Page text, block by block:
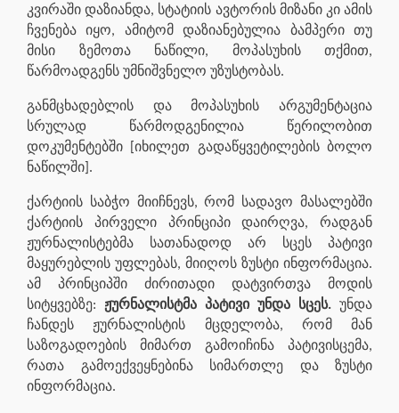
კვირაში დაზიანდა, სტატიის ავტორის მიზანი კი ამის
ჩვენება იყო, ამიტომ დაზიანებულია ბამპერი თუ
მისი ზემოთა ნაწილი, მოპასუხის თქმით,
წარმოადგენს უმნიშვნელო უზუსტობას.
განმცხადებლის და მოპასუხის არგუმენტაცია
სრულად წარმოდგენილია წერილობით
დოკუმენტებში [იხილეთ გადაწყვეტილების ბოლო
ნაწილში].
ქარტიის საბჭო მიიჩნევს, რომ სადავო მასალებში
ქარტიის პირველი პრინციპი დაირღვა, რადგან
ჟურნალისტებმა სათანადოდ არ სცეს პატივი
მაყურებლის უფლებას, მიიღოს ზუსტი ინფორმაცია.
ამ პრინციპში ძირითადი დატვირთვა მოდის
სიტყვებზე: ჟურნალისტმა პატივი უნდა სცეს. უნდა
ჩანდეს ჟურნალისტის მცდელობა, რომ მან
საზოგადოების მიმართ გამოიჩინა პატივისცემა,
რათა გამოექვეყნებინა სიმართლე და ზუსტი
ინფორმაცია.